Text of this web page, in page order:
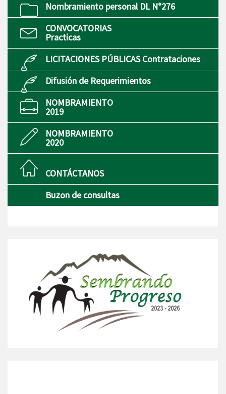
Nombramiento personal DL N°276
CONVOCATORIAS
Practicas
LICITACIONES PÚBLICAS Contrataciones
Difusión de Requerimientos
NOMBRAMIENTO
2019
NOMBRAMIENTO
2020
CONTÁCTANOS
Buzon de consultas